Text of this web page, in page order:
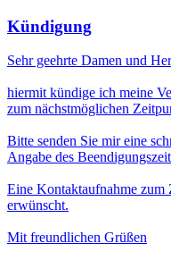
Kündigung
Sehr geehrte Damen und
hiermit kündige ich meine
zum nächstmöglichen
Bitte senden Sie mir eine
Angabe des
Eine Kontaktaufnahme
erwünscht.
Mit freundlichen Grüßen